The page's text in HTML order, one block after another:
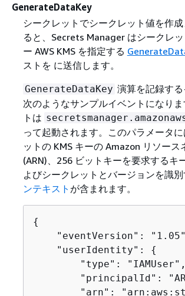
GenerateDataKey
シークレットでシークレット値を作
ると、Secrets Manager はシークレッ
ー AWS KMS を指定する
ストを に送信します。
GenerateDataKey 演算を記録する
次のようなサンプルイベントになり
トは
って起動されます。このパラメータ
ットの KMS キーの Amazon リソース
(ARN)、256 ビットキーを要求するキ
よびシークレットとバージョンを識別
ンテキスト が含まれます。
{
"eventVersion":
    "userIdentity":
{
        "type": "IAMUser",
"principalId":
"arn":